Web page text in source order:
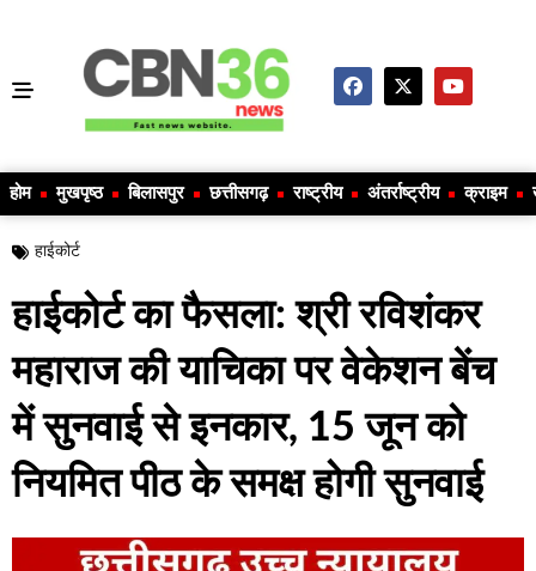
होम मुखपृष्ठ बिलासपुर छत्तीसगढ़ राष्ट्रीय अंतर्राष्ट्रीय क्राइम
हाईकोर्ट
हाईकोर्ट का फैसला: श्री रविशंकर
महाराज की याचिका पर वेकेशन बेंच
में सुनवाई से इनकार, 15 जून को
नियमित पीठ के समक्ष होगी सुनवाई